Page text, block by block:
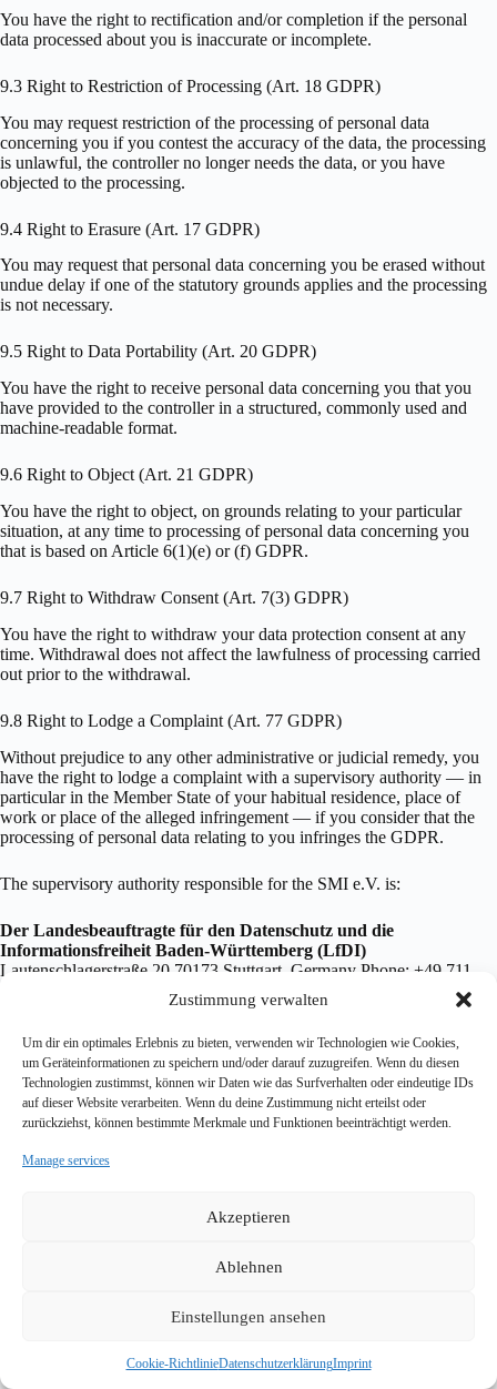
Zustimmung verwalten
Um dir ein optimales Erlebnis zu bieten, verwenden wir Technologien wie Cookies,
um Geräteinformationen zu speichern und/oder darauf zuzugreifen. Wenn du diesen
Technologien zustimmst, können wir Daten wie das Surfverhalten oder eindeutige IDs
auf dieser Website verarbeiten. Wenn du deine Zustimmung nicht erteilst oder
zurückziehst, können bestimmte Merkmale und Funktionen beeinträchtigt werden.
Manage services
Akzeptieren
Ablehnen
Einstellungen ansehen
Cookie-RichtlinieDatenschutzerklärungImprint
You have the right to rectification and/or completion if the personal
data processed about you is inaccurate or incomplete.
9.3 Right to Restriction of Processing (Art. 18 GDPR)
You may request restriction of the processing of personal data
concerning you if you contest the accuracy of the data, the processing
is unlawful, the controller no longer needs the data, or you have
objected to the processing.
9.4 Right to Erasure (Art. 17 GDPR)
You may request that personal data concerning you be erased without
undue delay if one of the statutory grounds applies and the processing
is not necessary.
9.5 Right to Data Portability (Art. 20 GDPR)
You have the right to receive personal data concerning you that you
have provided to the controller in a structured, commonly used and
machine-readable format.
9.6 Right to Object (Art. 21 GDPR)
You have the right to object, on grounds relating to your particular
situation, at any time to processing of personal data concerning you
that is based on Article 6(1)(e) or (f) GDPR.
9.7 Right to Withdraw Consent (Art. 7(3) GDPR)
You have the right to withdraw your data protection consent at any
time. Withdrawal does not affect the lawfulness of processing carried
out prior to the withdrawal.
9.8 Right to Lodge a Complaint (Art. 77 GDPR)
Without prejudice to any other administrative or judicial remedy, you
have the right to lodge a complaint with a supervisory authority — in
particular in the Member State of your habitual residence, place of
work or place of the alleged infringement — if you consider that the
processing of personal data relating to you infringes the GDPR.
The supervisory authority responsible for the SMI e.V. is:
Der Landesbeauftragte für den Datenschutz und die
Informationsfreiheit Baden-Württemberg (LfDI)
Lautenschlagerstraße 20 70173 Stuttgart, Germany Phone: +49 711
615541-0 Email: poststelle@lfdi.bwl.de Website: https://www.baden-
wuerttemberg.datenschutz.de/
10. SSL/TLS Encryption
This site uses SSL or TLS encryption for security reasons and to
protect the transmission of confidential content. You can recognise an
“http://” to “https://” and the padlock symbol in the browser bar.
11. Updates to this Privacy Policy
This Privacy Policy is currently valid as of May 2026. Due to the
further development of our website and services, or due to changes in
Privacy Policy. The current version of this Privacy Policy can be
interface.com/datenschutzerklaerung/